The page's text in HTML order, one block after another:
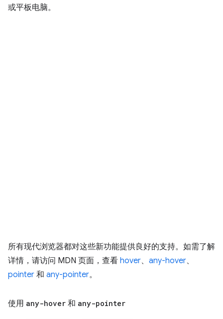
或平板电脑。
所有现代浏览器都对这些新功能提供良好的支持。如需了解
详情，请访问 MDN 页面，查看 hover、 any-hover、
pointer 和 any-pointer。
使用 any-hover 和 any-pointer